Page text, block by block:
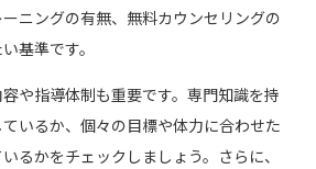
ニングの有無、無料カウンセリングの
基準です。
や指導体制も重要です。専門知識を持
いるか、個々の目標や体力に合わせた
るかをチェックしましょう。さらに、